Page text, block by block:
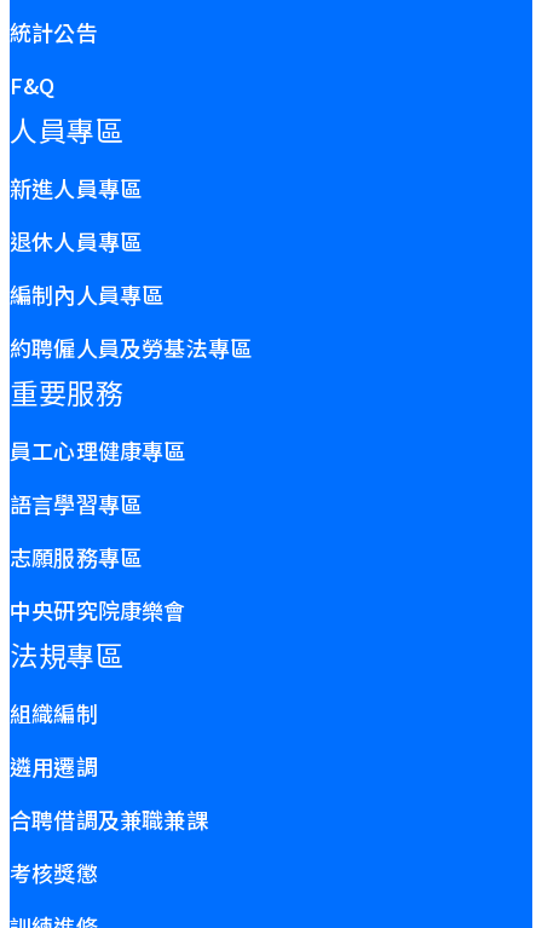
統計公告
F&Q
人員專區
新進人員專區
退休人員專區
編制內人員專區
約聘僱人員及勞基法專區
重要服務
員工心理健康專區
語言學習專區
志願服務專區
中央研究院康樂會
法規專區
組織編制
遴用遷調
合聘借調及兼職兼課
考核獎懲